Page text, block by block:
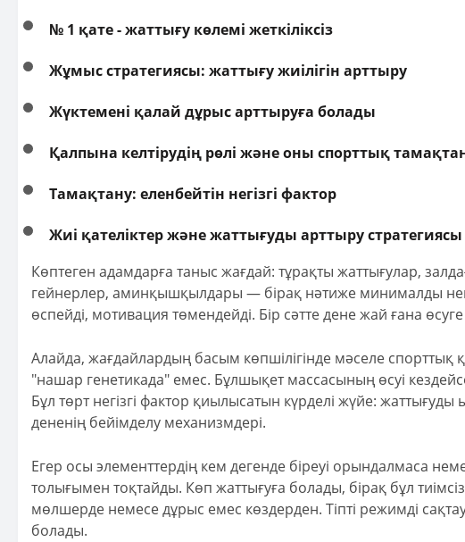
№ 1 қате - жаттығу көлемі жеткіліксіз
Жұмыс стратегиясы: жаттығу жиілігін арттыру
Жүктемені қалай дұрыс арттыруға болады
Қалпына келтірудің рөлі және оны спорттық
Тамақтану: еленбейтін негізгі фактор
Жиі қателіктер және жаттығуды арттыру стратегиясы
Көптеген адамдарға таныс жағдай: тұрақты жаттығулар,
гейнерлер, аминқышқылдары — бірақ нәтиже минималды
өспейді, мотивация төмендейді. Бір сәтте дене жай ғана
Алайда, жағдайлардың басым көпшілігінде мәселе спорттық
"нашар генетикада" емес. Бұлшықет массасының өсуі
Бұл төрт негізгі фактор қиылысатын күрделі жүйе:
дененің бейімделу механизмдері.
Егер осы элементтердің кем дегенде біреуі орындалмаса
толығымен тоқтайды. Көп жаттығуға болады, бірақ бұл
мөлшерде немесе дұрыс емес көздерден. Тіпті режимді
болады.